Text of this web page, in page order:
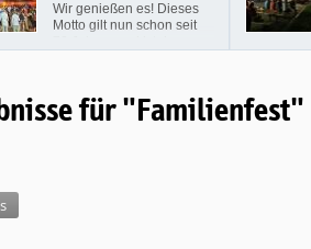
Wir genießen es! Dieses
Motto gilt nun schon seit
jeher. Am Samstag, den
07.09.2024, fand auf der
für "Familienfest"